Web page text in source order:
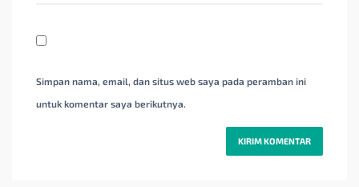
Simpan nama, email, dan situs web saya pada peramban ini
untuk komentar saya berikutnya.